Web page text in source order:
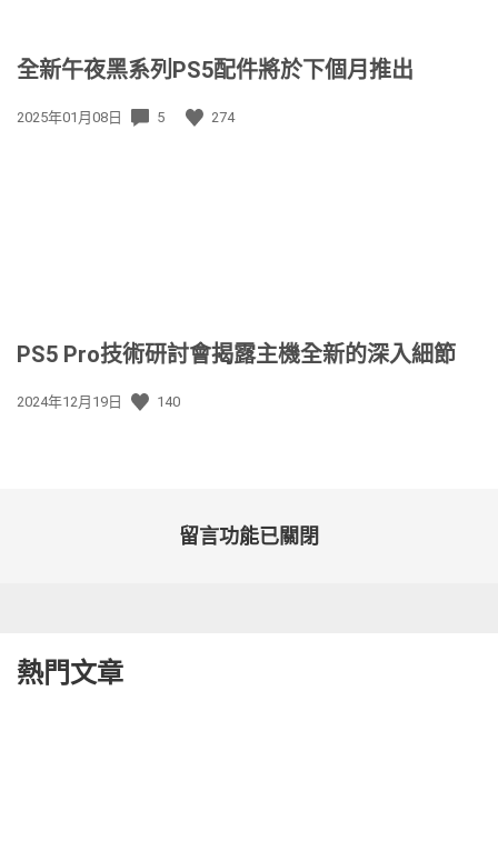
全新午夜黑系列PS5配件將於下個月推出
發
2025年01月08日 5 274
PS5 Pro技術研討會揭露主機全新的深入細節
發
2024年12月19日 140
留言功能已關閉
熱門文章